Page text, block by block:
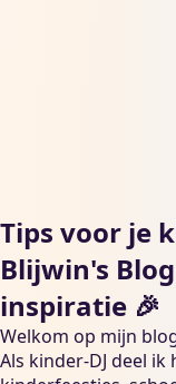
Tips voor je
Blijwin's
inspiratie 🎉
Welkom op mijn
Als kinder-DJ deel